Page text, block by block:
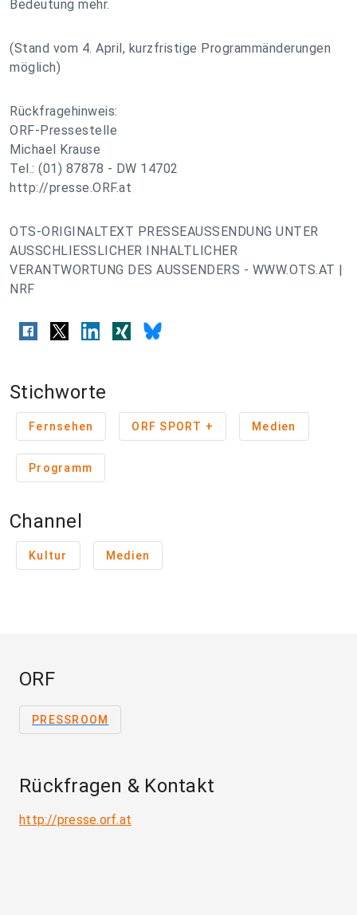
Bedeutung mehr.
(Stand vom 4. April, kurzfristige Programmänderungen
möglich)
Rückfragehinweis:
ORF-Pressestelle
Michael Krause
Tel.: (01) 87878 - DW 14702
http://presse.ORF.at
OTS-ORIGINALTEXT PRESSEAUSSENDUNG UNTER
AUSSCHLIESSLICHER INHALTLICHER
VERANTWORTUNG DES AUSSENDERS - WWW.OTS.AT |
NRF
Stichworte
Fernsehen ORF SPORT + Medien
Programm
Channel
Kultur Medien
ORF
PRESSROOM
Rückfragen & Kontakt
http://presse.orf.at